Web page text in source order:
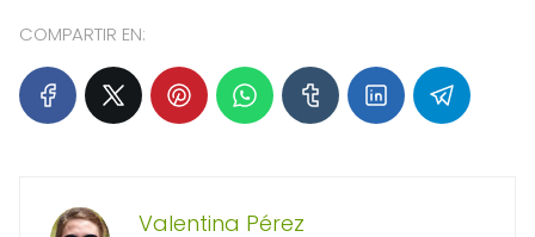
COMPARTIR EN:
Valentina Pérez